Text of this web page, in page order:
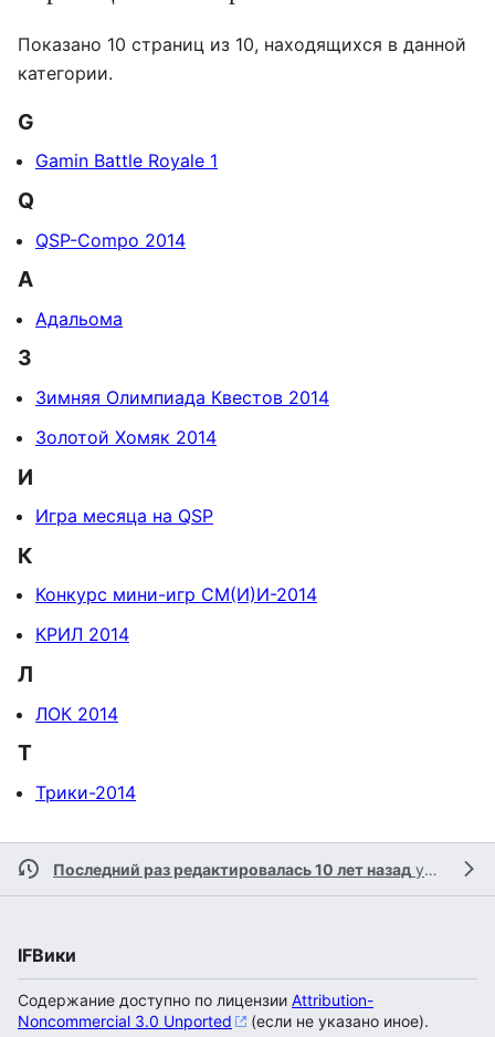
Показано 10 страниц из 10, находящихся в данной
категории.
G
Gamin Battle Royale 1
Q
QSP-Compo 2014
А
Адальома
З
Зимняя Олимпиада Квестов 2014
Золотой Хомяк 2014
И
Игра месяца на QSP
К
Конкурс мини-игр СМ(И)И-2014
КРИЛ 2014
Л
ЛОК 2014
Т
Трики-2014
Последний раз редактировалась 10 лет назад участником
IFВики
Содержание доступно по лицензии Attribution-
Noncommercial 3.0 Unported
(если не указано иное).